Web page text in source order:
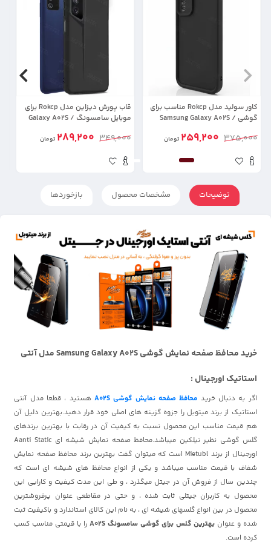
کاور سولید مدل Rokcp مناسب برای
گوشی Samsung Galaxy A02S /
375,000
259,200 تومان
قاب پورش دیزاین مدل Rokcp برای
موبایل سامسونگ Galaxy A02S /
349,000
289,200 تومان
توضیحات مشخصات محصول بازخوردها
خرید محافظ صفحه نمایش گوشی Samsung Galaxy A02S مدل آنتی
استاتیک اورجینال :
اگر به دنبال خرید محافظ صفحه نمایش گوشی A02S
هستید ، قطعا مدل آنتی
استاتیک از برند میتوبل را جزوه گزینه های اصلی خود قرار دهید.بهترین دلیل آن
هم قیمت مناسب این محصول نسبت به کیفیت آن در رقابت با بهترین برندهای
گلس گوشی نظیر نیلکین
میباشد.محافظ صفحه نمایش شیشه ای Aanti Static
اورجینال از برند Mietubl است که میتوان گفت بهترین برند محافظ صفحه نمایش
شفاف با قیمت مناسب میباشد و یکی از انواع محافظ های شیشه ای است که
چندین سال از فروش آن در جیتل میگذرد ، و طی این مدت کیفیت و کارایی این
محصول به کاربران جیتلی ثابت شده ، و حتی در مقاطعی عنوان پرفروشترین
محصول در بین انواع گلسهای شیشه ای ، به نام این کالای استاندارد و باکیفیت ثبت
شده و عنوانبهترین گلس برای گوشی سامسونگ A02S
را با قیمتی مناسب کسب
کرده است.